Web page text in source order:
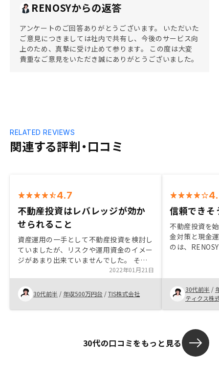
RENOSYからの返答
アンケートのご回答ありがとうございます。 いただいた
ご意見につきましては社内で共有し、今後のサービス向
上のため、真摯に受け止めて参ります。 この度は大変
貴重なご意見をいただき誠にありがとうございました。
関連する評判・口コミ
RELATED REVIEWS
4.7
不動産投資はレバレッジが効か
せられること
資産運用の一手として不動産投資を検討し
ていましたが、リスクや運用資金のイメー
ジがあまり出来ていませんでした。 そん
な中、担当営業の方と面談を重ね、許容で
きるリスクである事や、不動産投資はレバ
レッジが効かせられることを理解しまし
た。 物件選びにAIを導入している事も安
心感があり、物件の購入につながりまし
2022年01月21日
30代前半 / 年収500万円台 /TIS株式会社
信頼できそ
不動産投資を
金対策と現金
のは、
と感じている
費や修繕積立
だけるとより
がします。
30代前半 /
ティクス株
30代の口コミをもっと見る